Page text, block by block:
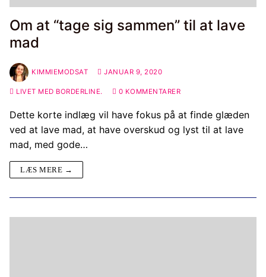
Om at “tage sig sammen” til at lave
mad
KIMMIEMODSAT JANUAR 9, 2020
LIVET MED BORDERLINE. 0 KOMMENTARER
Dette korte indlæg vil have fokus på at finde glæden
ved at lave mad, at have overskud og lyst til at lave
mad, med gode…
LÆS MERE →